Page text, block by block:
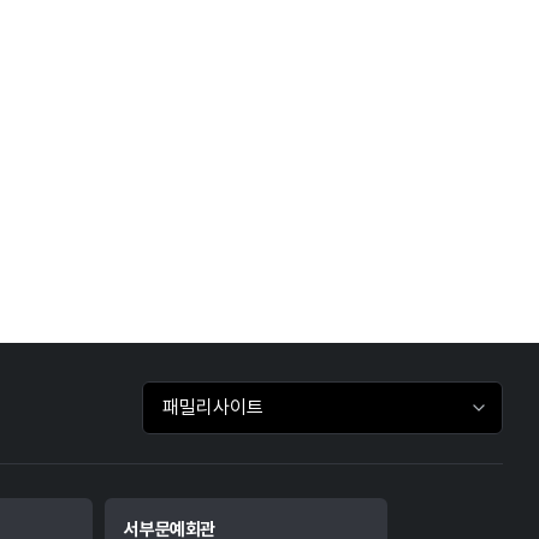
패밀리사이트 바로가기
서부문예회관